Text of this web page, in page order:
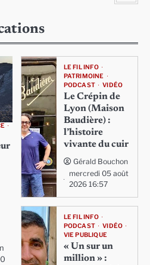
LE FIL INFO
PATRIMOINE
PODCAST
VIDÉO
Le Crépin de
Lyon (Maison
Baudière) :
l’histoire
vivante du cuir
Gérald Bouchon
mercredi 05 août
2026 16:57
LE FIL INFO
PODCAST
VIDÉO
VIE PUBLIQUE
« Un sur un
million » :